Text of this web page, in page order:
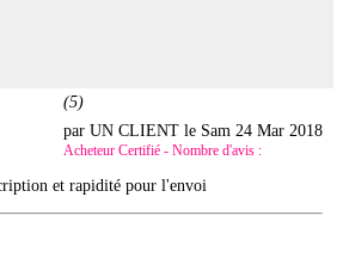
(5)
par UN CLIENT le Sam 24 Mar 2018
Acheteur Certifié - Nombre d'avis :
et rapidité pour l'envoi